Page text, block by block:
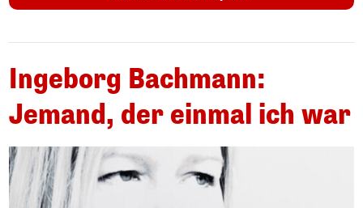
Ingeborg Bachmann:
Jemand, der einmal ich war